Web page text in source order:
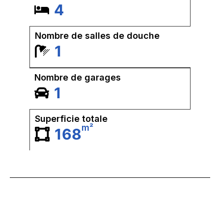
4
Nombre de salles de douche
1
Nombre de garages
1
Superficie totale
168m²